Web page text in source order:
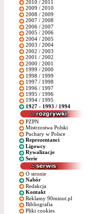
2010 / 2011
2009 / 2010
2008 / 2009
2007 / 2008
2006 / 2007
2005 / 2006
2004 / 2005
2003 / 2004
2002 / 2003
2001 / 2002
2000 / 2001
1999 / 2000
1998 / 1999
1997 / 1998
1996 / 1997
1995 / 1996
1994 / 1995
1927 - 1993 / 1994
PZPN
Mistrzostwa Polski
Puchary w Polsce
Reprezentanci
Ligowcy
Rywalizacje
Serie
O stronie
Nabór
Redakcja
Kontakt
Reklamy 90minut.pl
Bibliografia
Pliki cookies